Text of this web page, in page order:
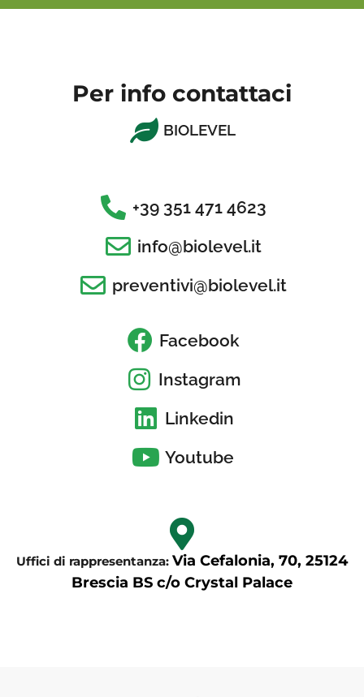
Per info contattaci
BIOLEVEL
+39 351 471 4623
info@biolevel.it
preventivi@biolevel.it
Facebook
Instagram
Linkedin
Youtube
Uffici di rappresentanza: Via Cefalonia, 70, 25124
Brescia BS c/o Crystal Palace